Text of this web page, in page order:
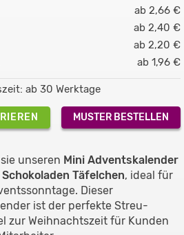
ab 2,66 €
ab 2,40 €
ab 2,20 €
ab 1,96 €
ab 30 Werktage
MUSTER BESTELLEN
unseren Mini Adventskalender
Täfelchen, ideal für
Dieser
ist der perfekte Streu-
zur Weihnachtszeit für Kunden